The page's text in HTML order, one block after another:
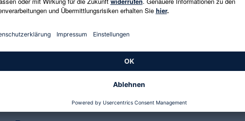
Rechtliches